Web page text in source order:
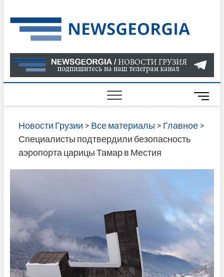
to
content
О
В
ГРУЗИИ
САЙТЕ
M
e
n
o
n
Новости Грузии > Все материалы > Главное>
Специалисты подтвердили безопасность
аэропорта царицы Тамар в Местия